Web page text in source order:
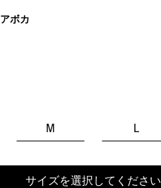
アボカ
M L
サイズを選択してください